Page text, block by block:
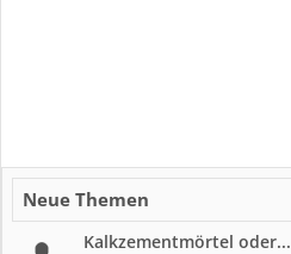
Neue Themen
Kalkzementmörtel oder...